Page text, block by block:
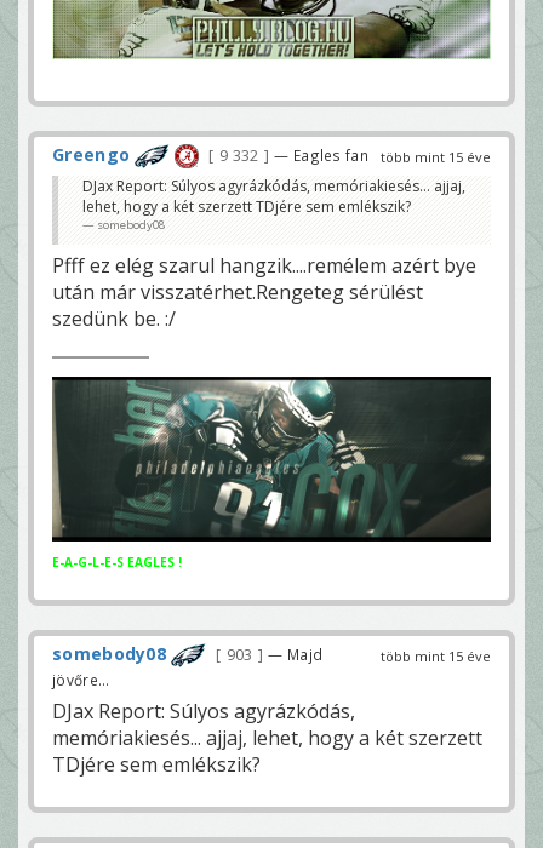
több mint 15 éve
Greengo 9 332 — Eagles fan
DJax Report: Súlyos agyrázkódás, memóriakiesés... ajjaj,
lehet, hogy a két szerzett TDjére sem emlékszik?
somebody08
Pfff ez elég szarul hangzik....remélem azért bye
után már visszatérhet.Rengeteg sérülést
szedünk be. :/
E-A-G-L-E-S EAGLES !
több mint 15 éve
somebody08 903
— Majd
jövőre...
DJax Report: Súlyos agyrázkódás,
memóriakiesés... ajjaj, lehet, hogy a két szerzett
TDjére sem emlékszik?